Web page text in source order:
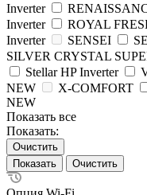
Inverter
Inverter
ROYAL
Inverter
SENSEI
SILVER CRYSTAL
Stellar HP Inverter
NEW
X-COMFORT
NEW
Показать все
Показать:
Очистить
Очистить